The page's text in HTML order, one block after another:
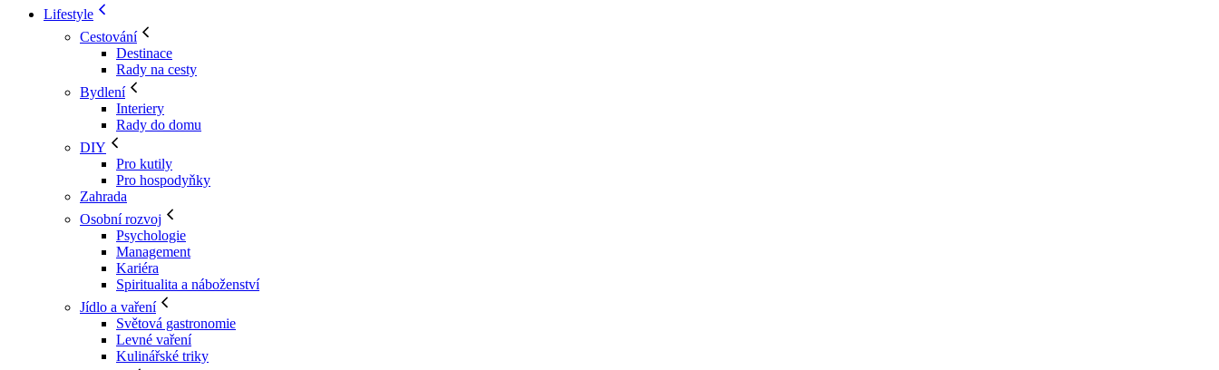
Lifestyle
Cestování
Destinace
Rady na cesty
Bydlení
Interiery
Rady do domu
DIY
Pro kutily
Pro hospodyňky
Zahrada
Osobní rozvoj
Psychologie
Management
Kariéra
Spiritualita a náboženství
Jídlo a vaření
Světová gastronomie
Levné vaření
Kulinářské triky